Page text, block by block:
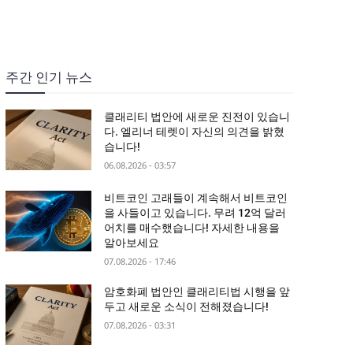
주간 인기 뉴스
클래리티 법안에 새로운 진전이 있습니
다. 엘리너 테렛이 자신의 의견을 밝혔
습니다!
06.08.2026 - 03:57
비트코인 고래들이 계속해서 비트코인
을 사들이고 있습니다. 무려 12억 달러
어치를 매수했습니다! 자세한 내용을
알아보세요
07.08.2026 - 17:46
암호화폐 법안인 클래리티법 시행을 앞
두고 새로운 소식이 전해졌습니다!
07.08.2026 - 03:31